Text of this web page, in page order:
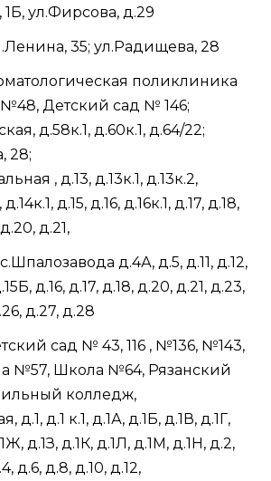
1Б, ул.Фирсова, д.29
35; ул.Радищева, 28
поликлиника
Детский сад № 146;
д.58к.1, д.60к.1, д.64/22;
28;
, д.13, д.13к.1, д.13к.2,
д.15, д.16, д.16к.1, д.17, д.18,
д.21,
д.4А, д.5, д.11, д.12,
д.16, д.17, д.18, д.20, д.21, д.23,
д.27, д.28
сад № 43, 116 , №136, №143,
№57, Школа №64, Рязанский
колледж,
д.1, д.1 к.1, д.1А, д.1Б, д.1В, д.1Г,
д.1З, д.1К, д.1Л, д.1М, д.1Н, д.2,
д.6, д.8, д.10, д.12,